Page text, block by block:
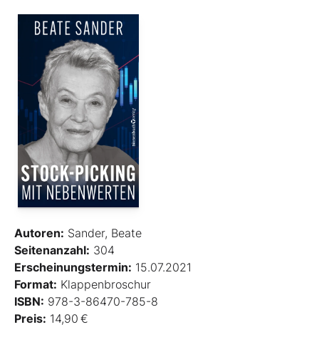
Autoren: Sander, Beate
Seitenanzahl: 304
Erscheinungstermin: 15.07.2021
Format: Klappenbroschur
ISBN: 978-3-86470-785-8
Preis: 14,90 €